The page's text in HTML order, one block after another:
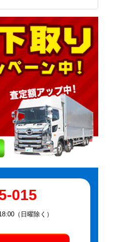
015
（日曜除く）